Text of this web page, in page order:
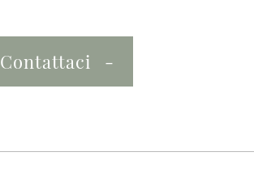
Contattaci